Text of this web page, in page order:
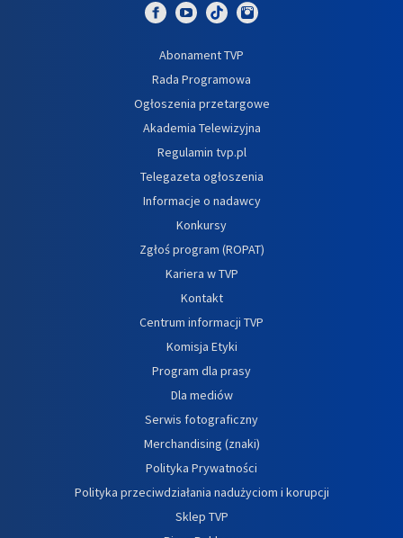
Abonament TVP
Rada Programowa
Ogłoszenia przetargowe
Akademia Telewizyjna
Regulamin tvp.pl
Telegazeta ogłoszenia
Informacje o nadawcy
Konkursy
Zgłoś program (ROPAT)
Kariera w TVP
Kontakt
Centrum informacji TVP
Komisja Etyki
Program dla prasy
Dla mediów
Serwis fotograficzny
Merchandising (znaki)
Polityka Prywatności
Polityka przeciwdziałania nadużyciom i korupcji
Sklep TVP